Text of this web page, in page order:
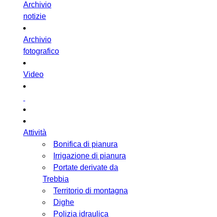
Archivio
notizie
Archivio
fotografico
Video
Attività
Bonifica di pianura
Irrigazione di pianura
Portate derivate da
Trebbia
Territorio di montagna
Dighe
Polizia idraulica